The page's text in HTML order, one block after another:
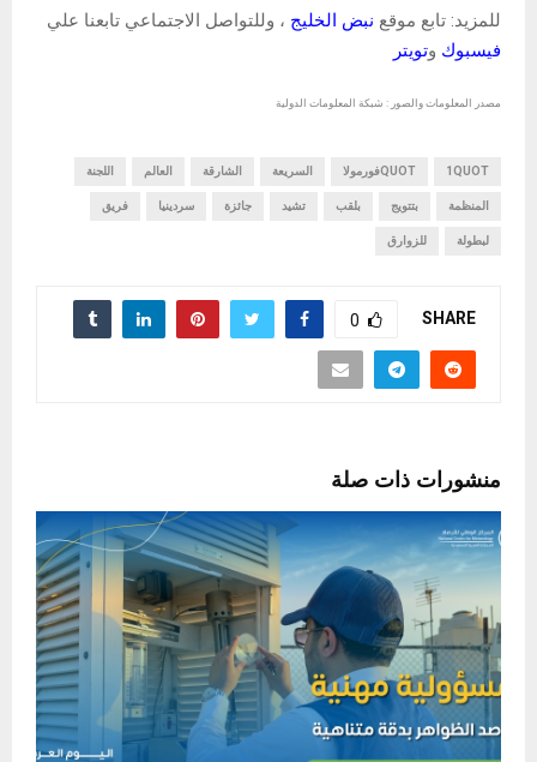
للمزيد: تابع موقع نبض الخليج ، وللتواصل الاجتماعي تابعنا علي
فيسبوك وتويتر
مصدر المعلومات والصور : شبكة المعلومات الدولية
1QUOT QUOTفورمولا السريعة الشارقة العالم اللجنة
المنظمة بتتويج بلقب تشيد جائزة سردينيا فريق
لبطولة للزوارق
SHARE
0
منشورات ذات صلة